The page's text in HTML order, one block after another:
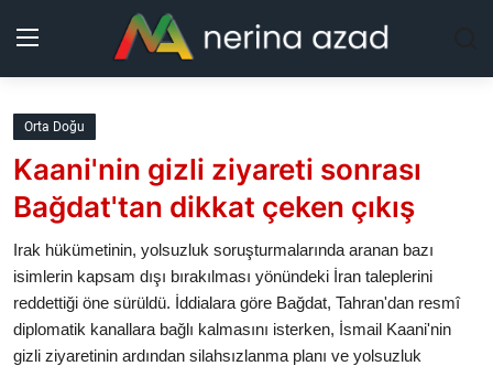
Kurdistan
Bölgeler
Güncel
Analiz
Orta Doğu
Kaani'nin gizli ziyareti sonrası
Bağdat'tan dikkat çeken çıkış
Irak hükümetinin, yolsuzluk soruşturmalarında aranan bazı
isimlerin kapsam dışı bırakılması yönündeki İran taleplerini
reddettiği öne sürüldü. İddialara göre Bağdat, Tahran'dan resmî
diplomatik kanallara bağlı kalmasını isterken, İsmail Kaani'nin
gizli ziyaretinin ardından silahsızlanma planı ve yolsuzluk